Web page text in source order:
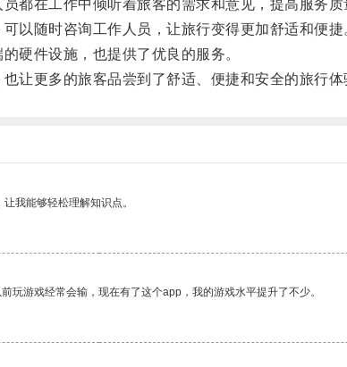
在工作中倾听着旅客的需求和意见，提高服务质
随时咨询工作人员，让旅行变得更加舒适和便捷
件设施，也提供了优良的服务。
更多的旅客品尝到了舒适、便捷和安全的旅行体
我能够轻松理解知识点。
游戏经常会输，现在有了这个app，我的游戏水平提升了不少。